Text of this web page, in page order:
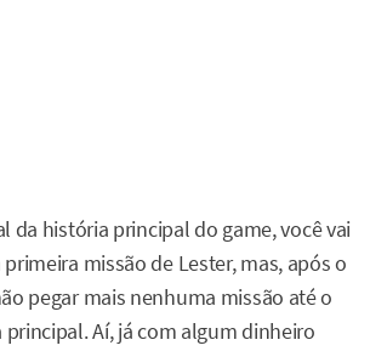
da história principal do game, você vai
missão de Lester, mas, após o
pegar mais nenhuma missão até o
Aí, já com algum dinheiro